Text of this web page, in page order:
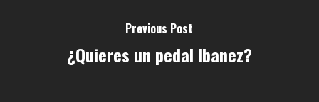
Previous Post
¿Quieres un pedal Ibanez?